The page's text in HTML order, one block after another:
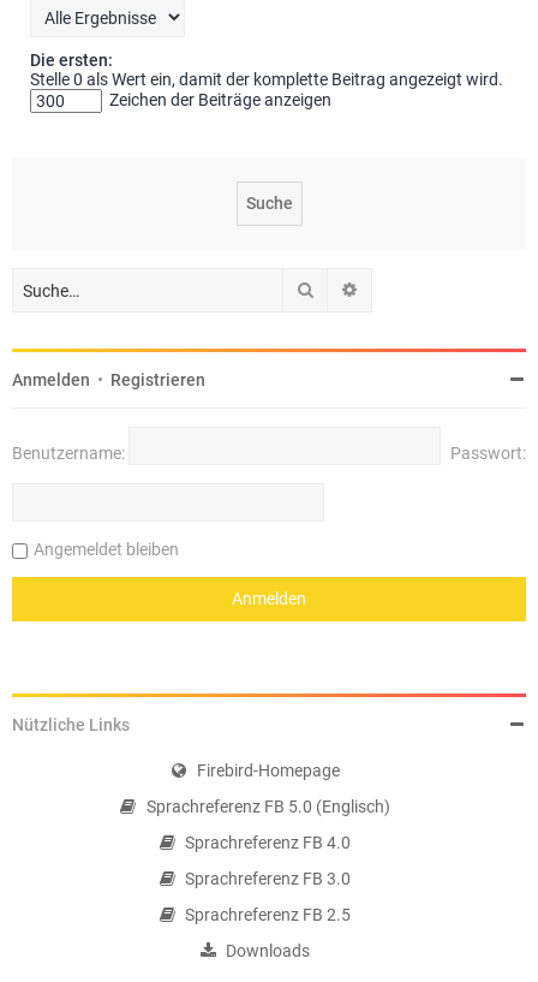
Die ersten:
Stelle 0 als Wert ein, damit der komplette Beitrag angezeigt wird.
Zeichen der Beiträge anzeigen
Suche
Anmelden • Registrieren
Benutzername: Passwort:
Angemeldet bleiben
Nützliche Links
Firebird-Homepage
Sprachreferenz FB 5.0 (Englisch)
Sprachreferenz FB 4.0
Sprachreferenz FB 3.0
Sprachreferenz FB 2.5
Downloads